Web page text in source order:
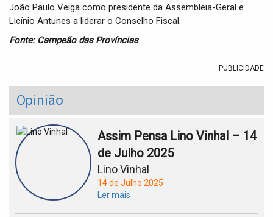
João Paulo Veiga como presidente da Assembleia-Geral e
Licínio Antunes a liderar o Conselho Fiscal.
Fonte: Campeão das Províncias
PUBLICIDADE
Opinião
Assim Pensa Lino Vinhal – 14
de Julho 2025
Lino Vinhal
14 de Julho 2025
Ler mais